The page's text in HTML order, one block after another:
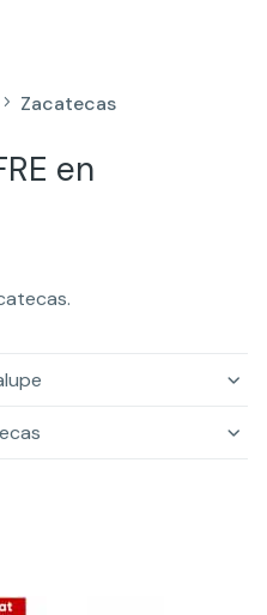
5 Zacatecas
en